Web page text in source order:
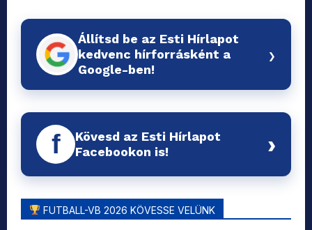
Állítsd be az Esti Hírlapot
kedvenc hírforrásként a
Google-ben!
›
f
Kövesd az Esti Hírlapot
Facebookon is!
›
FUTBALL-VB 2026 KÖVESSE VELÜNK